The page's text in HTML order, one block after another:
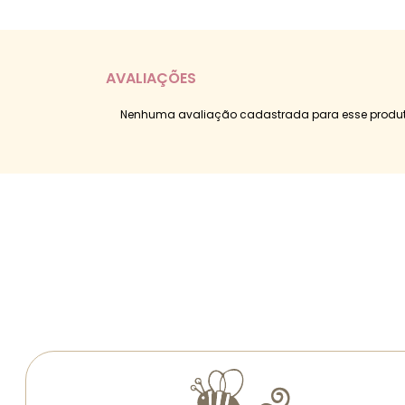
AVALIAÇÕES
Nenhuma avaliação cadastrada para esse